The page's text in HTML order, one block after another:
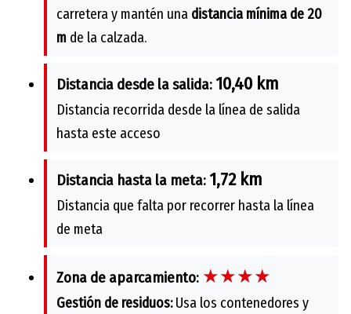
carretera y mantén una distancia mínima de 20
m de la calzada.
Distancia desde la salida: 10,40 km
Distancia recorrida desde la línea de salida
hasta este acceso
Distancia hasta la meta: 1,72 km
Distancia que falta por recorrer hasta la línea
de meta
Zona de aparcamiento: ★★★★
Gestión de residuos:Usa los contenedores y